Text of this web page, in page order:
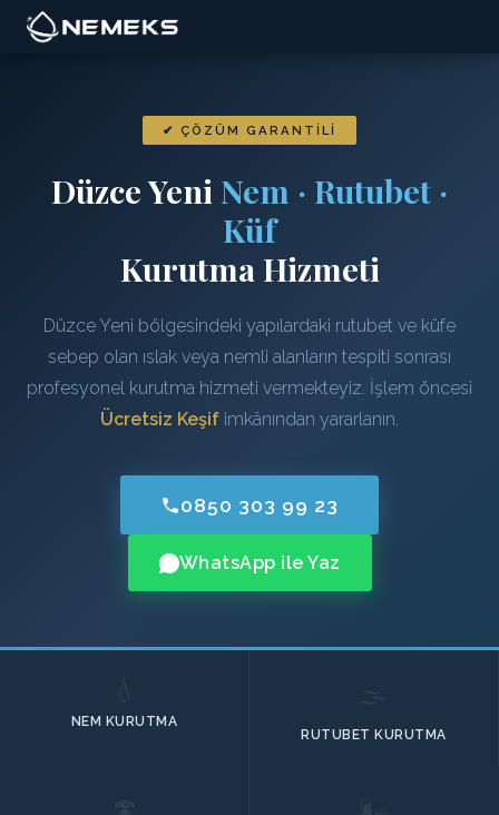
✔ ÇÖZÜM GARANTILI
Düzce Yeni Nem · Rutubet ·
Küf
Kurutma Hizmeti
Düzce Yeni bölgesindeki yapılardaki rutubet ve küfe
sebep olan ıslak veya nemli alanların tespiti sonrası
profesyonel kurutma hizmeti vermekteyiz. İşlem öncesi
Ücretsiz Keşif imkânından yararlanın.
0850 303 99 23
WhatsApp ile Yaz
NEM KURUTMA
RUTUBET KURUTMA